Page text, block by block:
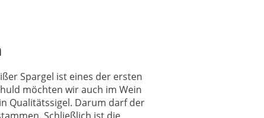
Spargel ist eines der ersten
möchten wir auch im Wein
Qualitätssigel. Darum darf der